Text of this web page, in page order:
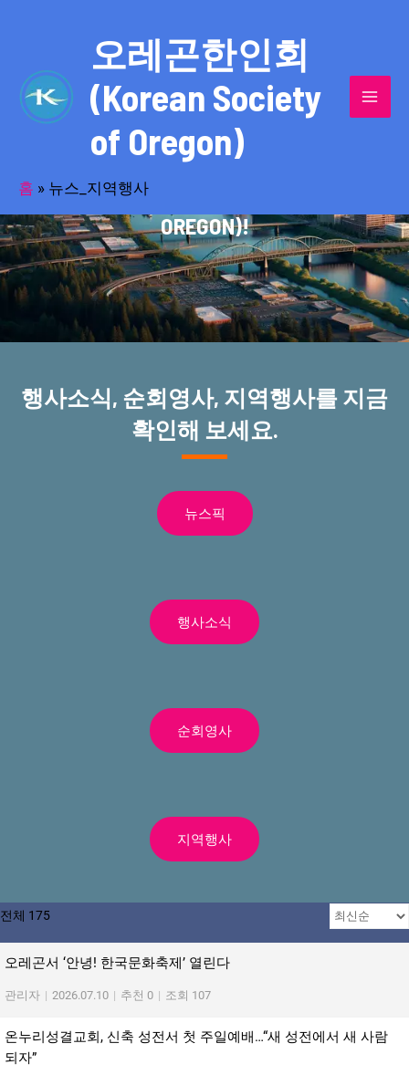
오레곤한인회
(Korean Society
of Oregon)
홈 » 뉴스_지역행사
반세기의 세월을 품고 동포사회를 섬겨온
오레곤한인회(KOREAN SOCIETY OF
OREGON)!
행사소식, 순회영사, 지역행사를 지금
확인해 보세요.
뉴스픽
행사소식
순회영사
지역행사
전체 175
오레곤서 ‘안녕! 한국문화축제’ 열린다
관리자 | 2026.07.10 | 추천 0 | 조회 107
온누리성결교회, 신축 성전서 첫 주일예배…“새 성전에서 새 사람
되자”